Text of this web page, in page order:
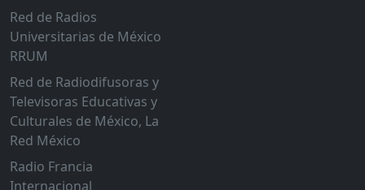
Red de Radios
Universitarias de México
RRUM
Red de Radiodifusoras y
Televisoras Educativas y
Culturales de México, La
Red México
Radio Francia
Internacional